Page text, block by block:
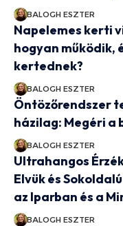
BALOGH ESZTER
Napelemes kerti
hogyan működik,
kertednek?
BALOGH ESZTER
Öntözőrendszer
házilag: Megéri
BALOGH ESZTER
Ultrahangos
Elvük és
az Iparban és a
BALOGH ESZTER